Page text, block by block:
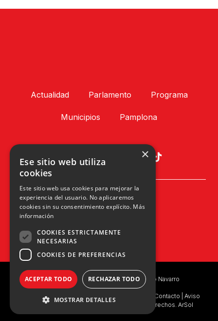
Actualidad Parlamento Programa
Municipios Pamplona
Plaza Príncipe de Viana, 1, 4º
31002 Pamplona, Navarra
Copyright © 2023 UPN | Unión del Pueblo Navarro
Política de privacidad Política de Privacidad de Contacto
Aviso
|Consentimiento Legal Ejercicio de Derechos. ArSol
×
Ese sitio web utiliza
cookies
Este sitio web usa cookies para mejorar la
experiencia del usuario. No aplicaremos
cookies sin su consentimiento explícito. Más
información
COOKIES ESTRICTAMENTE
NECESARIAS
COOKIES DE PREFERENCIAS
ACEPTAR TODO RECHAZAR TODO
MOSTRAR DETALLES